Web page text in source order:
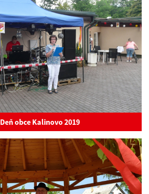
Deň obce Kalinovo 2019